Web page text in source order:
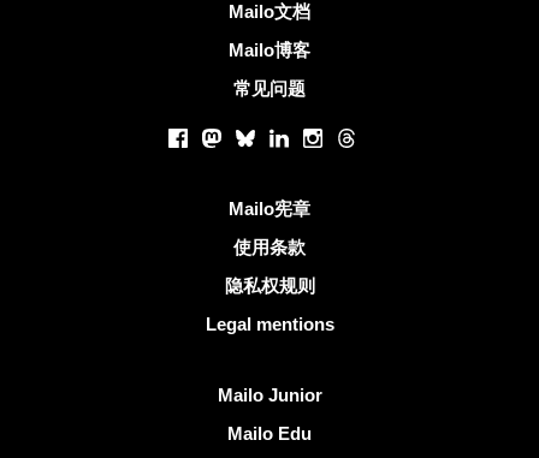
Mailo文档
Mailo博客
常见问题
Facebook
Mastodon
BlueskyLinkedInInstagram
Threads
Mailo宪章
使用条款
隐私权规则
Legal mentions
Mailo Junior
Mailo Edu